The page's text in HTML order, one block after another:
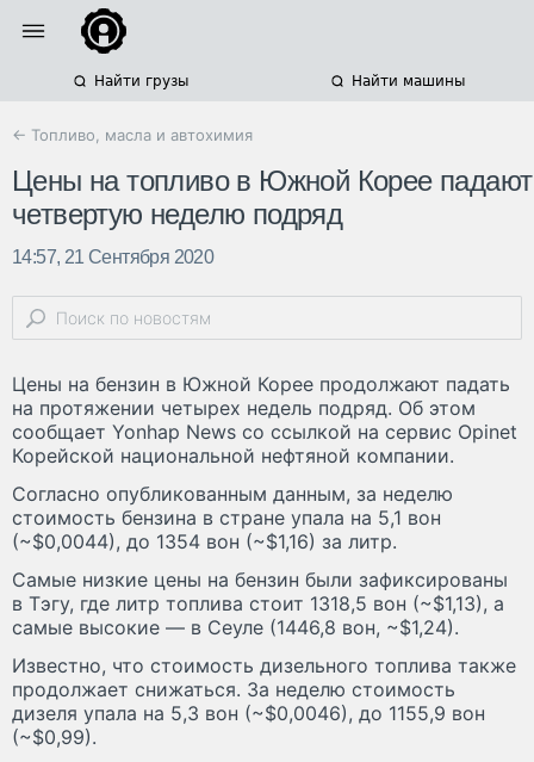
Найти грузы Найти машины
← Топливо, масла и автохимия
Цены на топливо в Южной Корее падают
четвертую неделю подряд
14:57, 21 Сентября 2020
Цены на бензин в Южной Корее продолжают падать
на протяжении четырех недель подряд. Об этом
сообщает Yonhap News со ссылкой на сервис Opinet
Корейской национальной нефтяной компании.
Согласно опубликованным данным, за неделю
стоимость бензина в стране упала на 5,1 вон
(~$0,0044), до 1354 вон (~$1,16) за литр.
Самые низкие цены на бензин были зафиксированы
в Тэгу, где литр топлива стоит 1318,5 вон (~$1,13), а
самые высокие — в Сеуле (1446,8 вон, ~$1,24).
Известно, что стоимость дизельного топлива также
продолжает снижаться. За неделю стоимость
дизеля упала на 5,3 вон (~$0,0046), до 1155,9 вон
(~$0,99).